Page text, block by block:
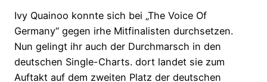
Ivy Quainoo konnte sich bei „The Voice Of
Germany“ gegen irhe Mitfinalisten durchsetzen.
Nun gelingt ihr auch der Durchmarsch in den
deutschen Single-Charts. dort landet sie zum
Auftakt auf dem zweiten Platz der deutschen